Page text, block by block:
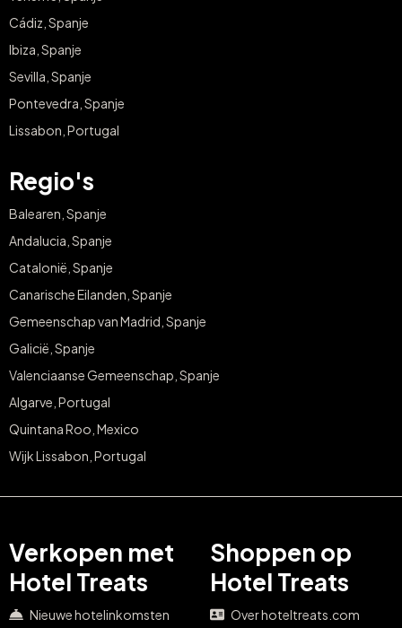
Cádiz, Spanje
Ibiza, Spanje
Sevilla, Spanje
Pontevedra, Spanje
Lissabon, Portugal
Regio's
Balearen, Spanje
Andalucia, Spanje
Catalonië, Spanje
Canarische Eilanden, Spanje
Gemeenschap van Madrid, Spanje
Galicië, Spanje
Valenciaanse Gemeenschap, Spanje
Algarve, Portugal
Quintana Roo, Mexico
Wijk Lissabon, Portugal
Verkopen met
Hotel Treats
Nieuwe hotelinkomsten
Shoppen op
Hotel Treats
Over hoteltreats.com